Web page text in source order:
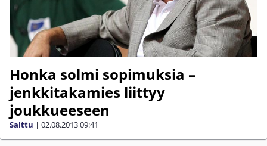
Honka solmi sopimuksia –
jenkkitakamies liittyy
joukkueeseen
Salttu | 02.08.201309:41